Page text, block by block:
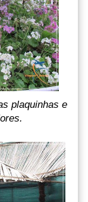
plaquinhas e